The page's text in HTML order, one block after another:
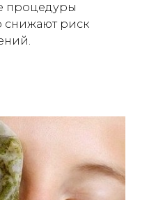
процедуры
снижают риск